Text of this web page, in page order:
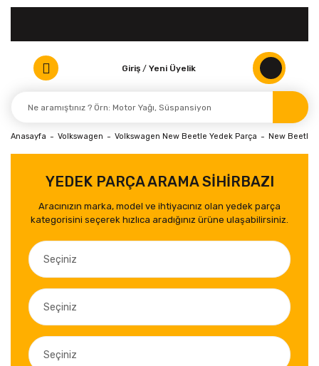
Giriş / Yeni Üyelik
Anasayfa Volkswagen Volkswagen New Beetle Yedek Parça New Beetle
YEDEK PARÇA ARAMA SİHİRBAZI
Aracınızın marka, model ve ihtiyacınız olan yedek parça
kategorisini seçerek hızlıca aradığınız ürüne ulaşabilirsiniz.